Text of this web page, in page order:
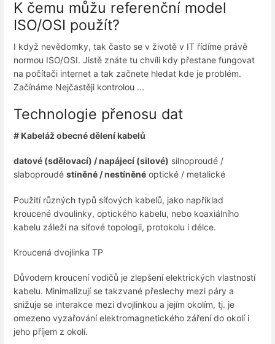
K čemu můžu referenční model
ISO/OSI použít?
I když nevědomky, tak často se v životě v IT řídíme právě
normou ISO/OSI. Jistě znáte tu chvíli kdy přestane fungovat
na počítači internet a tak začnete hledat kde je problém.
Začínáme Nejčastěji kontrolou ...
Technologie přenosu dat
# Kabeláž obecné dělení kabelů
datové (sdělovací) / napájecí (silové) silnoproudé /
slaboproudé stíněné / nestíněné optické / metalické
Použití různých typů síťových kabelů, jako například
kroucené dvoulinky, optického kabelu, nebo koaxiálního
kabelu záleží na síťové topologii, protokolu i délce.
Kroucená dvojlinka TP
Důvodem kroucení vodičů je zlepšení elektrických vlastností
kabelu. Minimalizují se takzvané přeslechy mezi páry a
snižuje se interakce mezi dvojlinkou a jejím okolím, tj. je
omezeno vyzařování elektromagnetického záření do okolí i
jeho příjem z okolí.